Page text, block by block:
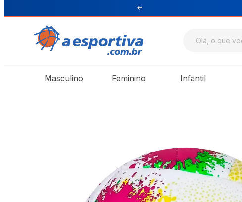
Masculino Feminino Infantil